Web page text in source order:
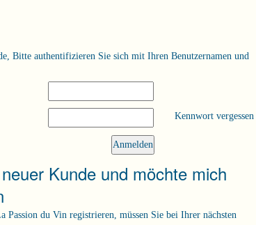
Bitte authentifizieren Sie sich mit Ihren Benutzernamen und
Kennwort vergessen
Kunde und möchte mich
Passion du Vin registrieren, müssen Sie bei Ihrer nächsten